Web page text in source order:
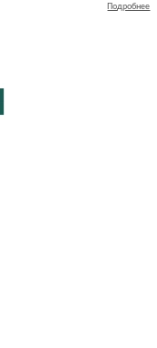
Подробнее